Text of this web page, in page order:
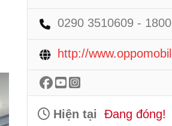
0290 3510609 -
http://
Hiện tại
Đang đóng!